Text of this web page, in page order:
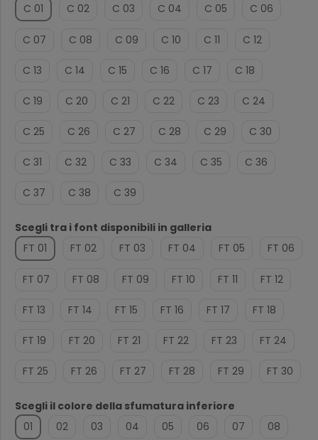
C 01
C 02 C 03 C 04 C 05 C 06
C 07 C 08 C 09 C 10 C 11 C 12
C 13 C 14 C 15 C 16 C 17 C 18
C 19 C 20 C 21 C 22 C 23 C 24
C 25 C 26 C 27 C 28 C 29 C 30
C 31 C 32 C 33 C 34 C 35 C 36
C 37 C 38 C 39
Scegli tra i font disponibili in galleria
FT 01
FT 02 FT 03 FT 04 FT 05 FT 06
FT 07 FT 08 FT 09 FT 10 FT 11 FT 12
FT 13 FT 14 FT 15 FT 16 FT 17 FT 18
FT 19 FT 20 FT 21 FT 22 FT 23 FT 24
FT 25 FT 26 FT 27 FT 28 FT 29 FT 30
Scegli il colore della sfumatura inferiore
01
02 03 04 05 06 07 08